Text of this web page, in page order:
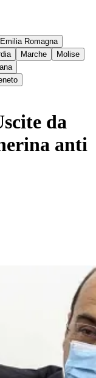
Emilia Romagna
Marche
Molise
da
anti